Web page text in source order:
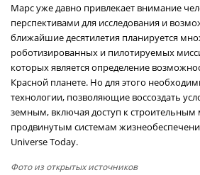
Марс уже давно привлекает внимание
перспективами для исследования и
ближайшие десятилетия планируется
роботизированных и пилотируемых
которых является определение
Красной планете. Но для этого
технологии, позволяющие воссоздать
земным, включая доступ к строительным
продвинутым системам
Universe Today.
Фото из открытых источников